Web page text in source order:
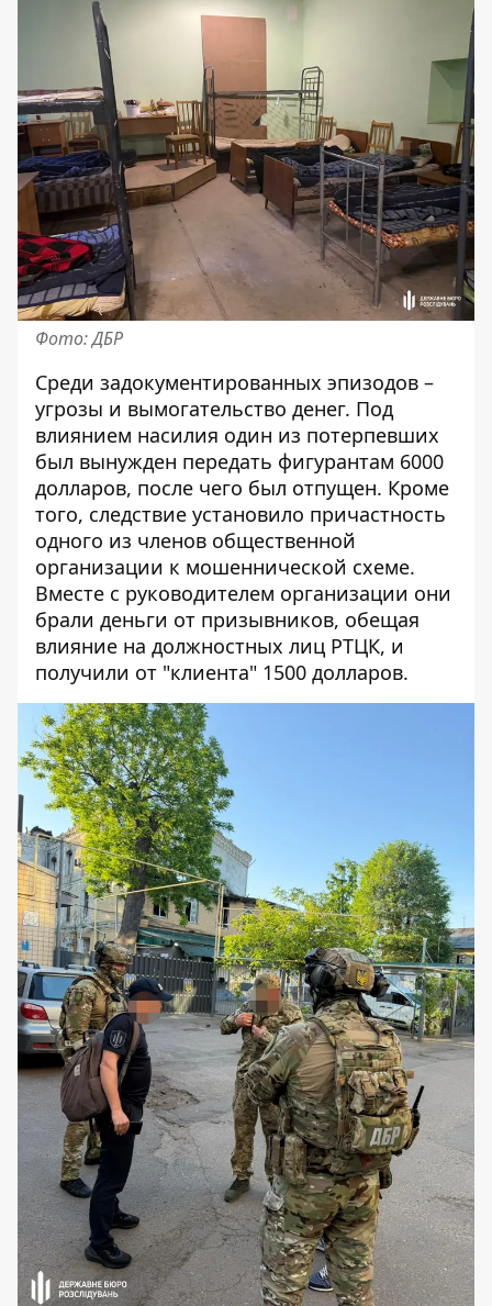
Фото: ДБР
Среди задокументированных эпизодов –
угрозы и вымогательство денег. Под
влиянием насилия один из потерпевших
был вынужден передать фигурантам 6000
долларов, после чего был отпущен. Кроме
того, следствие установило причастность
одного из членов общественной
организации к мошеннической схеме.
Вместе с руководителем организации они
брали деньги от призывников, обещая
влияние на должностных лиц РТЦК, и
получили от "клиента" 1500 долларов.